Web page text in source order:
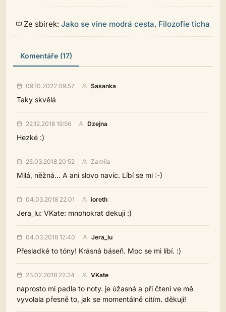
Ze sbírek: Jako se vine modrá cesta, Filozofie ticha
Komentáře (17)
09.10.2022 09:57 Sasanka
Taky skvělá
22.12.2018 19:56 Dzejna
Hezké :)
25.03.2018 20:52 Zamila
Milá, něžná... A ani slovo navíc. Líbí se mi :-)
04.03.2018 22:01 ioreth
Jera_lu: VKate: mnohokrat dekuji :)
04.03.2018 12:40 Jera_lu
Přesladké to tóny! Krásná báseň. Moc se mi líbí. :)
23.02.2018 22:24 VKate
naprosto mi padla to noty. je úžasná a při čtení ve mě
vyvolala přesně to, jak se momentálně citím. děkuji!